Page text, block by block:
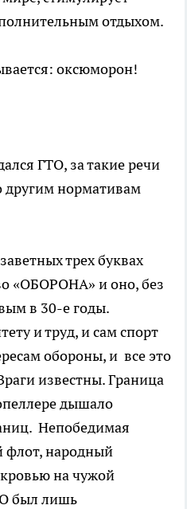
отдыхом.
оксюморон!
ГТО, за такие речи
нормативам
трех буквах
«ОБОРОНА» и оно, без
в 30-е годы.
и труд, и сам спорт
обороны, и все это
известны. Граница
дышало
Непобедимая
флот, народный
на чужой
был лишь